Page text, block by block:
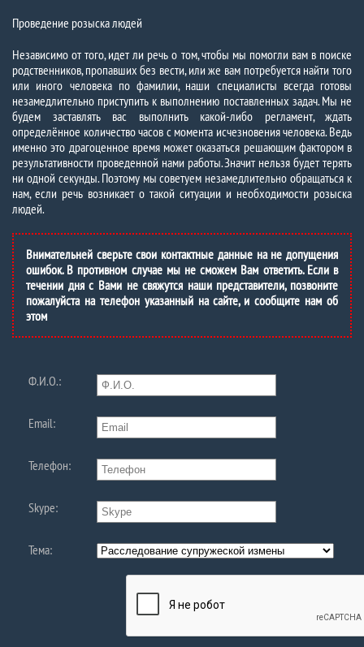
Проведение розыска людей
Независимо от того, идет ли речь о том, чтобы мы помогли вам в поиске
родственников, пропавших без вести, или же вам потребуется найти того
или иного человека по фамилии, наши специалисты всегда готовы
незамедлительно приступить к выполнению поставленных задач. Мы не
будем заставлять вас выполнить какой-либо регламент, ждать
определённое количество часов с момента исчезновения человека. Ведь
именно это драгоценное время может оказаться решающим фактором в
результативности проведенной нами работы. Значит нельзя будет терять
ни одной секунды. Поэтому мы советуем незамедлительно обращаться к
нам, если речь возникает о такой ситуации и необходимости розыска
людей.
Внимательней сверьте свои контактные данные на не допущения
ошибок. В противном случае мы не сможем Вам ответить. Если в
течении дня с Вами не свяжутся наши представители, позвоните
пожалуйста на телефон указанный на сайте, и сообщите нам об
этом
Ф.И.О.:
Email:
Телефон:
Skype:
Тема: